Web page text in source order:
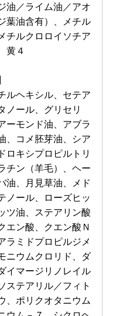
油／ライム油／アオ
葉油含有）、メチル
チルクロロイソチア
黄４
ルヘキシル、セテア
ノール、グリセリ
ーモンド油、アブラ
、コメ胚芽油、シア
ロキシプロピルトリ
チン（羊毛）、ヘー
油、月見草油、メド
ノール、ローズヒッ
ツ油、ステアリン酸
エン酸、クエン酸Ｎ
ラミドプロピルジメ
ニウムクロリド、ダ
イマージリノレイル
ステアリル／フィト
、ポリクオタニウム